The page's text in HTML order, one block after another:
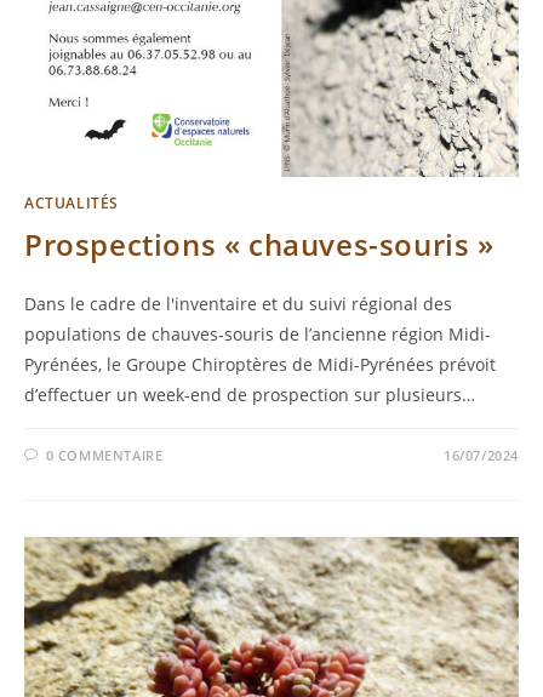
ACTUALITÉS
Prospections « chauves-souris »
Dans le cadre de l'inventaire et du suivi régional des
populations de chauves-souris de l’ancienne région Midi-
Pyrénées, le Groupe Chiroptères de Midi-Pyrénées prévoit
d’effectuer un week-end de prospection sur plusieurs…
0 COMMENTAIRE 16/07/2024